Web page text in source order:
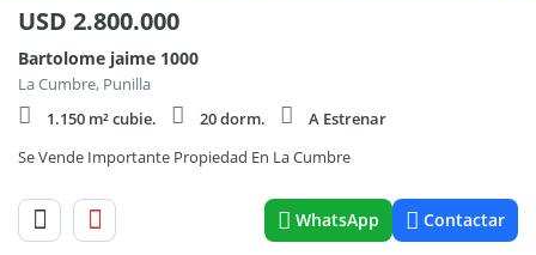
USD 2.800.000
Bartolome jaime 1000
La Cumbre, Punilla
1.150 m² cubie.
20 dorm.
A Estrenar
Se Vende Importante Propiedad En La Cumbre
WhatsApp Contactar